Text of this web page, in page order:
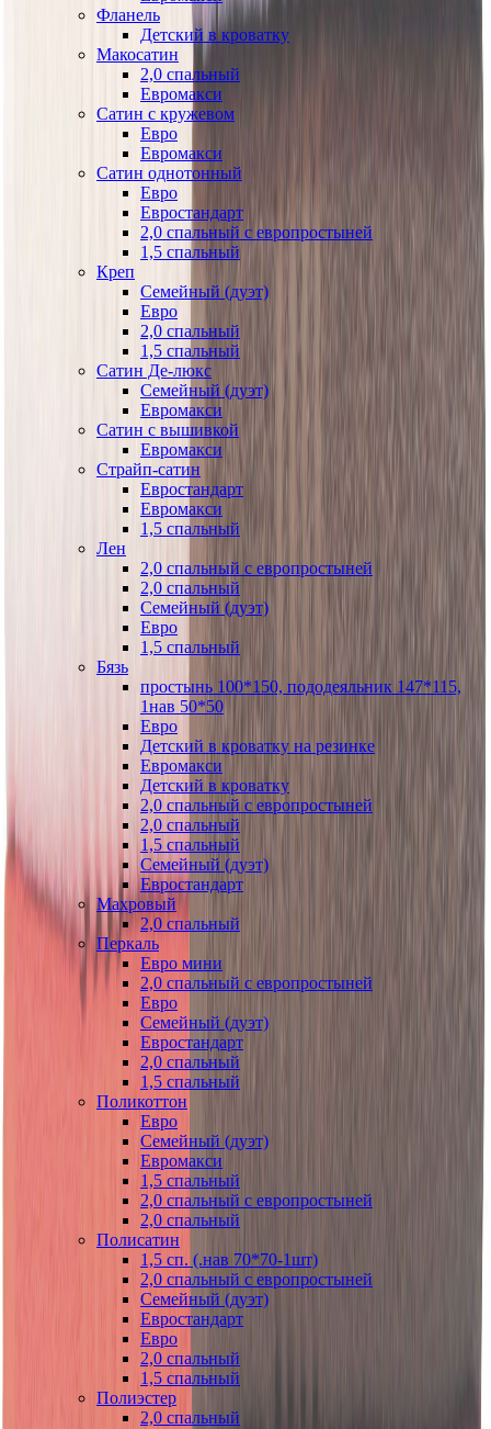
Фланель
Детский в кроватку
Макосатин
2,0 спальный
Евромакси
Сатин с кружевом
Евро
Евромакси
Сатин однотонный
Евро
Евростандарт
2,0 спальный с европростыней
1,5 спальный
Креп
Семейный (дуэт)
Евро
2,0 спальный
1,5 спальный
Сатин Де-люкс
Семейный (дуэт)
Евромакси
Сатин с вышивкой
Евромакси
Страйп-сатин
Евростандарт
Евромакси
1,5 спальный
Лен
2,0 спальный с европростыней
2,0 спальный
Семейный (дуэт)
Евро
1,5 спальный
Бязь
простынь 100*150, пододеяльник 147*115,
1нав 50*50
Евро
Детский в кроватку на резинке
Евромакси
Детский в кроватку
2,0 спальный с европростыней
2,0 спальный
1,5 спальный
Семейный (дуэт)
Евростандарт
Махровый
2,0 спальный
Перкаль
Евро мини
2,0 спальный с европростыней
Евро
Семейный (дуэт)
Евростандарт
2,0 спальный
1,5 спальный
Поликоттон
Евро
Семейный (дуэт)
Евромакси
1,5 спальный
2,0 спальный с европростыней
2,0 спальный
Полисатин
1,5 сп. (.нав 70*70-1шт)
2,0 спальный с европростыней
Семейный (дуэт)
Евростандарт
Евро
2,0 спальный
1,5 спальный
Полиэстер
2,0 спальный